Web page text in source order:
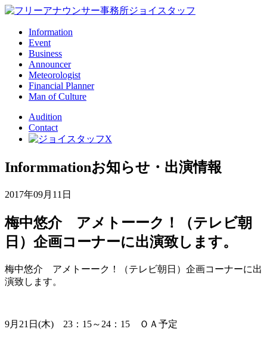
Information
Event
Business
Announcer
Meteorologist
Financial Planner
Man of Culture
Audition
Contact
Informmationお知らせ・出演情報
2017年09月11日
梅中悠介 アメトーーク！（テレビ朝
日）企画コーナーに出演致します。
梅中悠介 アメトーーク！（テレビ朝日）企画コーナーに出
演致します。
9月21日(木) 23：15～24：15 ＯＡ予定